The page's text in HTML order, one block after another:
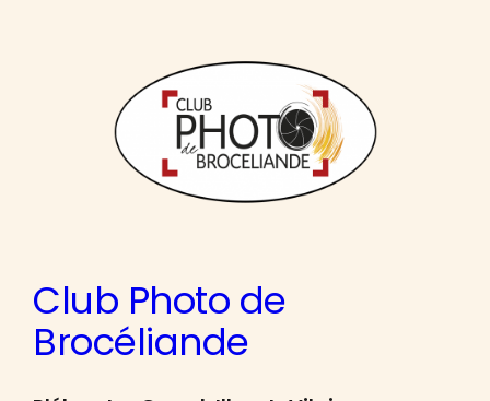
Club Photo de
Brocéliande